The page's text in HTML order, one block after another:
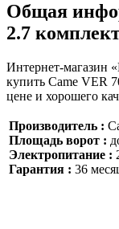
Общая
2.7
Интернет-магазин
купить Came VER
цене и хорошего
Производитель :
Площадь ворот :
Электропитание :
Гарантия : 36